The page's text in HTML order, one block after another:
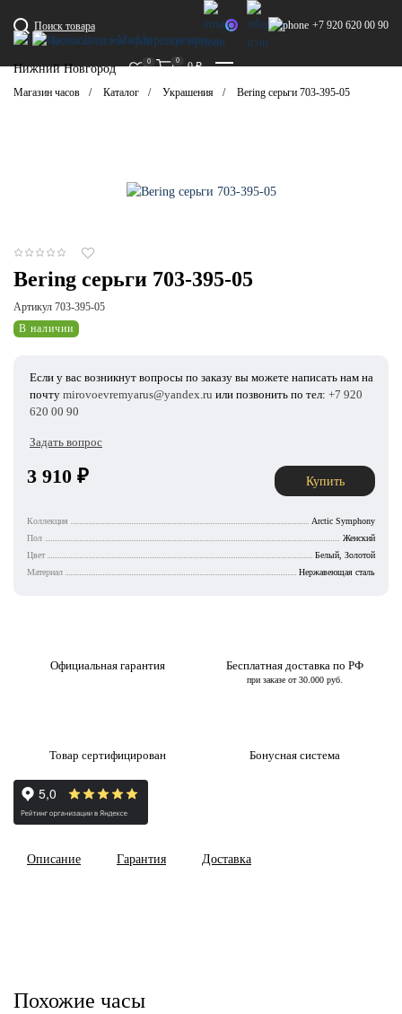
Поиск товара +7 920 620 00 90
Нижний Новгород
0 0 0 ₽
Магазин часов Каталог Украшения Bering серьги 703-395-05
Bering серьги 703-395-05
Артикул 703-395-05
В наличии
Если у вас возникнут вопросы по заказу вы можете написать нам на
почту mirovoevremyarus@yandex.ru или позвонить по тел: +7 920
620 00 90
Задать вопрос
3 910 ₽ Купить
Коллекция
Arctic Symphony
Пол
Женский
Цвет
Белый, Золотой
Материал
Нержавеющая сталь
Официальная гарантия Бесплатная доставка по РФ
при заказе от 30.000 руб.
Товар сертифицирован Бонусная система
Описание Гарантия Доставка
Похожие часы